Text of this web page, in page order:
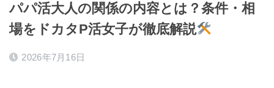
パパ活大人の関係の内容とは？条件・相
場をドカタP活女子が徹底解説
2026年7月16日